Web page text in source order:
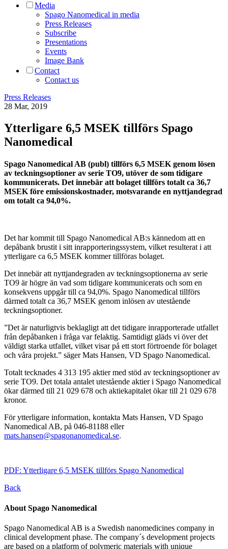
Media
Spago Nanomedical in media
Press Releases
Subscribe
Presentations
Events
Image Bank
Contact
Contact us
Press Releases
28 Mar, 2019
Ytterligare 6,5 MSEK tillförs Spago
Nanomedical
Spago Nanomedical AB (publ) tillförs 6,5 MSEK genom lösen
av teckningsoptioner av serie TO9, utöver de som tidigare
kommunicerats. Det innebär att bolaget tillförs totalt ca 36,7
MSEK före emissionskostnader, motsvarande en nyttjandegrad
om totalt ca 94,0%.
Det har kommit till Spago Nanomedical AB:s kännedom att en
depåbank brustit i sitt inrapporteringssystem, vilket resulterat i att
ytterligare ca 6,5 MSEK kommer tillföras bolaget.
Det innebär att nyttjandegraden av teckningsoptionerna av serie
TO9 är högre än vad som tidigare kommunicerats och som en
konsekvens uppgår till ca 94,0%. Spago Nanomedical tillförs
därmed totalt ca 36,7 MSEK genom inlösen av utestående
teckningsoptioner.
”Det är naturligtvis beklagligt att det tidigare inrapporterade utfallet
från depåbanken i fråga var felaktig. Samtidigt gläds vi över det
väldigt starka utfallet, vilket visar på ett stort förtroende för bolaget
och våra projekt.” säger Mats Hansen, VD Spago Nanomedical.
Totalt tecknades 4 313 195 aktier med stöd av teckningsoptioner av
serie TO9. Det totala antalet utestående aktier i Spago Nanomedical
ökar därmed till 21 029 678 och aktiekapitalet ökar till 21 029 678
kronor.
För ytterligare information, kontakta Mats Hansen, VD Spago
Nanomedical AB, på 046-81188 eller
mats.hansen@spagonanomedical.se.
PDF: Ytterligare 6,5 MSEK tillförs Spago Nanomedical
Back
About Spago Nanomedical
Spago Nanomedical AB is a Swedish nanomedicines company in
clinical development phase. The company´s development projects
are based on a platform of polymeric materials with unique